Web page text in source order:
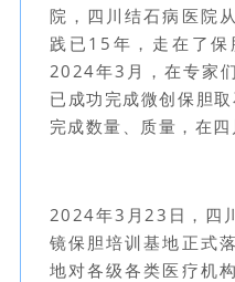
院，四川结石病医院
践已15年，走在了
2024年3月，在专家
已成功完成微创保胆
完成数量、质量，在四
2024年3月23日，四
镜保胆培训基地正式
地对各级各类医疗机